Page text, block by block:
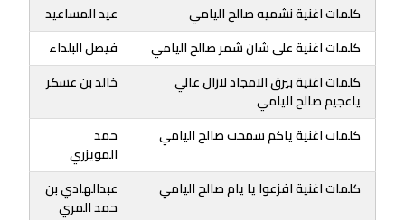
كلمات اغنية نشميه صالح اليامي
عيد المساعيد
كلمات اغنية على شان شمر صالح اليامي
فيصل البلداء
كلمات اغنية بيرق الامجاد لازال عالي
ياعجيم صالح اليامي
خالد بن عسكر
كلمات اغنية ياكم سمحت صالح اليامي
حمد
المويزري
كلمات اغنية افزعوا يا يام صالح اليامي
عبدالهادي بن
حمد المري